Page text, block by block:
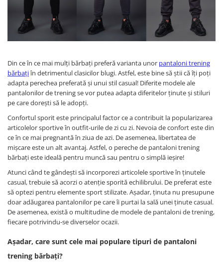
Lenjerie modelatoare
Seturi de Vara
Produse din IN
Costume de baie
Accesorii
Produse din IN
Costume de baie
Din ce în ce mai mulți bărbați preferă varianta unor pantaloni trening
bărbațiîn detrimentul clasicilor blugi. Astfel, este bine să știi că îți poți
adapta perechea preferată și unui stil casual! Diferite modele ale
pantalonilor de trening se vor putea adapta diferitelor ținute și stiluri
pe care dorești să le adopți.
Confortul sporit este principalul factor ce a contribuit la popularizarea
articolelor sportive în outfit-urile de zi cu zi. Nevoia de confort este din
ce în ce mai pregnantă în ziua de azi. De asemenea, libertatea de
mișcare este un alt avantaj. Astfel, o pereche de pantaloni trening
bărbați este ideală pentru muncă sau pentru o simplă ieșire!
Atunci când te gândești să incorporezi articolele sportive în ținutele
casual, trebuie să acorzi o atenție sporită echilibrului. De preferat este
să optezi pentru elemente sport stilizate. Așadar, ținuta nu presupune
doar adăugarea pantalonilor pe care îi purtai la sală unei ținute casual.
De asemenea, există o multitudine de modele de pantaloni de trening,
fiecare potrivindu-se diverselor ocazii.
Așadar, care sunt cele mai populare tipuri de pantaloni
trening bărbați?